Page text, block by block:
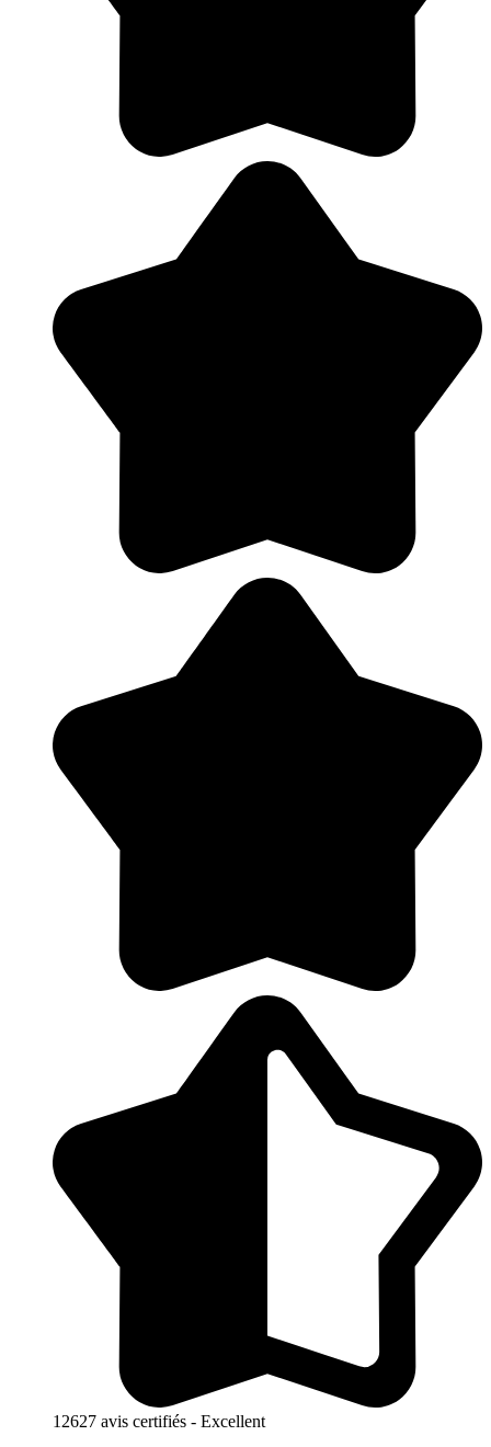
12627 avis certifiés - Excellent